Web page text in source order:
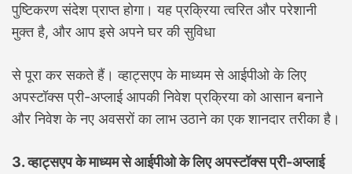
पुष्टिकरण संदेश प्राप्त होगा। यह प्रक्रिया त्वरित और परेशानी
मुक्त है, और आप इसे अपने घर की सुविधा
से पूरा कर सकते हैं। व्हाट्सएप के माध्यम से आईपीओ के लिए
अपस्टॉक्स प्री-अप्लाई आपकी निवेश प्रक्रिया को आसान बनाने
और निवेश के नए अवसरों का लाभ उठाने का एक शानदार तरीका है।
3. व्हाट्सएप के माध्यम से आईपीओ के लिए अपस्टॉक्स प्री-अप्लाई